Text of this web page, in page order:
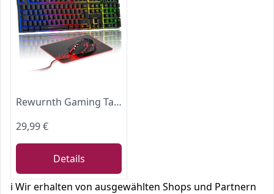
Rewurnth Gaming Tastatur und Maus Set, QWERTZ DE Layout, RGB Hintergrundbeleuchtete Kabelgebundene Tastatur, Ergonomische 4 Farbige LED Gaming Maus, Großes Mauspad, USB Plug & Play für PC PS4 Xbox
29,99 €
Details
ℹ️ Wir erhalten von ausgewählten Shops und Partnern